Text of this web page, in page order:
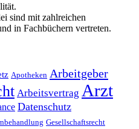
sind mit zahlreichen
in Fachbüchern vertreten.
Apotheken Arbeitgeber
Arbeitsvertrag Arzt
Datenschutz
Gesellschaftsrecht